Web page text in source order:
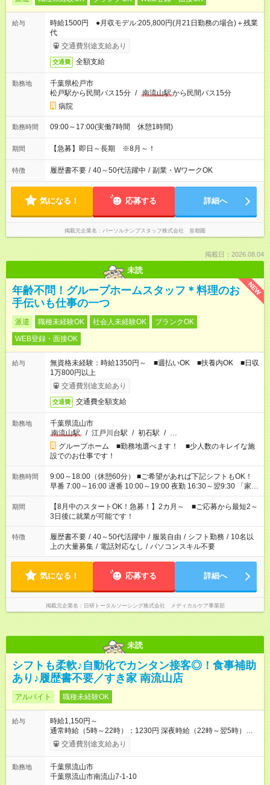
給与
時給1500円 ●月収モデル:205,800円(月21日勤務の場合)＋残業
代
交通費別途支給あり
交通費 全額支給
勤務地
千葉県松戸市
松戸駅から民間バス15分 / 南流山駅から民間バス15分
病院
勤務時間 09:00～17:00(実働7時間 休憩1時間)
期間 【急募】即日～長期 ※8月～！
特徴 履歴書不要 / 40～50代活躍中 / 副業・WワークOK
気になる！ 応募する 詳細へ
掲載元企業名 パーソルテンプスタッフ株式会社 首都圏
掲載日：2026.08.04
未読
NEW
年齢不問！グループホームスタッフ＊料理のお
手伝いも仕事の一つ
派遣 職種未経験OK 社会人未経験OK
ブランクOK
WEB登録・面接OK
給与
無資格未経験：時給1350円～ ■週払いOK ■扶養内OK ■日収
1万800円以上
交通費別途支給あり
交通費 交通費全額支給
勤務地
千葉県流山市
南流山駅
/ 江戸川台駅 / 初石駅 / …
グループホーム ■勤務地選べます！ ■少人数のキレイな施
設でのお仕事です！
勤務時間
9:00～18:00（休憩60分） ■ご希望があれば下記シフトもOK！
早番 7:00～16:00 遅番 10:00～19:00 夜勤 16:30～翌9:30 「家族
と休みを合わせたい」 「余裕を持って夕飯の準備がしたい」
「できれば残業はしたくない」 など、ご希望を教えてください
ね。 ※Wワーク希望の方へ 今ご覧のお仕事で希望する勤務時間
と、もう1つのお仕事の勤務時間。 合計で週40時間を超える場
合は応募できません。
期間
【8月中のスタートOK！急募！】2カ月～ ■ご応募から最短2～
3日後に就業が可能です！
特徴 履歴書不要 / 40～50代活躍中 / 服装自由 / シフト勤務 / 10名以
上の大量募集 / 電話対応なし / パソコンスキル不要
気になる！ 応募する 詳細へ
掲載元企業名 日研トータルソーシング株式会社 メディカルケア事業部
未読
シフトも柔軟♪自動化でカンタン接客◎！食事補助
あり♪履歴書不要／すき家 南流山店
アルバイト 職種未経験OK
給与
時給1,150円～
通常時給（5時～22時）：1230円 深夜時給（22時～翌5時）：
1538円 高校生時給：1150円 【特別手当】早朝手当（5：00-9：
00）時給+150円 【試用期間】試用期間あり 試用期間の長さ：1
30日（※条件変更なし）ですが、切り上げで一ヶ月とさせてい
ただきます。 研修制度あり：15時間(研修中も同時給）
交通費別途支給あり
勤務地
千葉県流山市
千葉県流山市南流山7-1-10